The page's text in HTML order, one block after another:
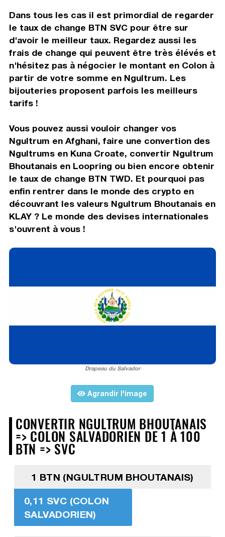
Dans tous les cas il est primordial de regarder
le taux de change BTN SVC pour être sur
d'avoir le meilleur taux. Regardez aussi les
frais de change qui peuvent être très élévés et
n'hésitez pas à négocier le montant en Colon à
partir de votre somme en Ngultrum. Les
bijouteries proposent parfois les meilleurs
tarifs !
Vous pouvez aussi vouloir changer vos
Ngultrum en Afghani, faire une convertion des
Ngultrums en Kuna Croate, convertir Ngultrum
Bhoutanais en Loopring ou bien encore obtenir
le taux de change BTN TWD. Et pourquoi pas
enfin rentrer dans le monde des crypto en
découvrant les valeurs Ngultrum Bhoutanais en
KLAY ? Le monde des devises internationales
s'ouvrent à vous !
Drapeau du Salvador
Agrandir l'image
CONVERTIR NGULTRUM BHOUTANAIS
=> COLON SALVADORIEN DE 1 À 100
BTN => SVC
1 BTN (NGULTRUM BHOUTANAIS)
0,11 SVC (COLON
SALVADORIEN)